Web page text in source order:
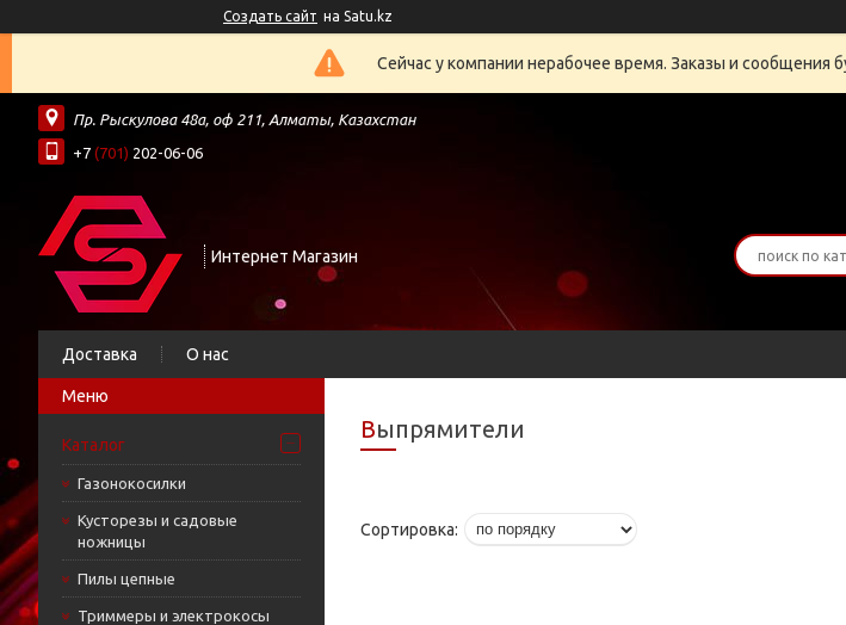
Создать сайт на Satu.kz
Сейчас у компании нерабочее время. Заказы и сообщения
Пр. Рыскулова 48а, оф 211, Алматы, Казахстан
+7 (701) 202-06-06
Интернет Магазин
Доставка О нас
Каталог
Газонокосилки
Кусторезы и садовые
ножницы
Пилы цепные
Триммеры и электрокосы
Выпрямители